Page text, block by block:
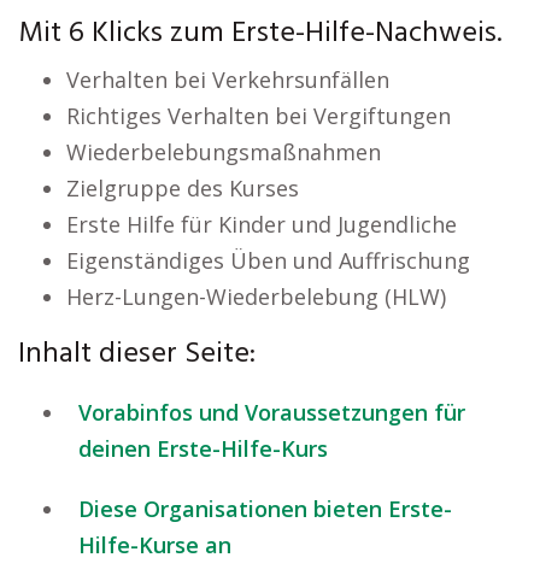
Mit 6 Klicks zum Erste-Hilfe-Nachweis.
Verhalten bei Verkehrsunfällen
Richtiges Verhalten bei Vergiftungen
Wiederbelebungsmaßnahmen
Zielgruppe des Kurses
Erste Hilfe für Kinder und Jugendliche
Eigenständiges Üben und Auffrischung
Herz-Lungen-Wiederbelebung (HLW)
Inhalt dieser Seite:
Vorabinfos und Voraussetzungen für
deinen Erste-Hilfe-Kurs
Diese Organisationen bieten Erste-
Hilfe-Kurse an